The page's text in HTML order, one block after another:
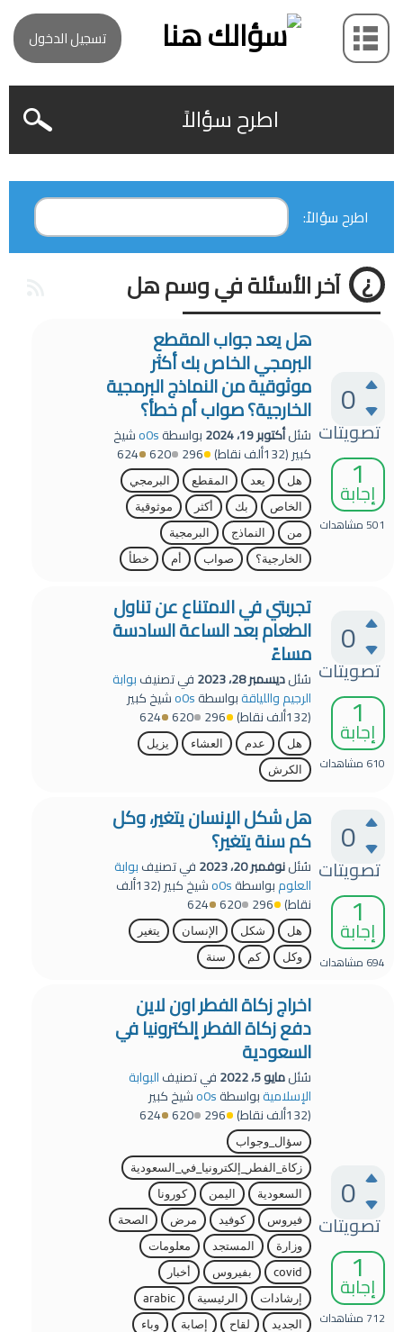
تسجيل الدخول
اطرح سؤالاً
اطرح سؤالاً:
آخر الأسئلة في وسم هل
0
تصويتات
1
إجابة
501مشاهدات
هل يعد جواب المقطع
البرمجي الخاص بك أكثر
موثوقية من النماذج البرمجية
الخارجية؟ صواب أم خطأ؟
سُئلأكتوبر 19، 2024 بواسطةo0sشيخ
كبير(132ألف نقاط) 296
620
624
هل يعد المقطع
البرمجي
الخاص
بك أكثر
موثوقية
من
النماذج
البرمجية
الخارجية؟
صواب أم خطأ
0
تصويتات
1
إجابة
610 مشاهدات
تجربتي في الامتناع عن تناول
الطعام بعد الساعة السادسة
مساءً
سُئلديسمبر 28، 2023 في تصنيفبوابة
الرجيم واللياقةبواسطةo0sشيخ كبير
(132ألف نقاط) 296
620
624
هل عدم العشاء
يزيل
الكرش
0
تصويتات
1
إجابة
694 مشاهدات
هل شكل الإنسان يتغير، وكل
كم سنة يتغير؟
سُئلنوفمبر 20، 2023 في تصنيفبوابة
العلومبواسطةo0sشيخ كبير(132ألف
نقاط) 296
620
624
هل شكل الإنسان
يتغير
وكل
كم سنة
0
تصويتات
1
إجابة
712 مشاهدات
اخراج زكاة الفطر اون لاين
دفع زكاة الفطر إلكترونيا في
السعودية
سُئلمايو 5، 2022 في تصنيفالبوابة
الإسلاميةبواسطةo0sشيخ كبير
(132ألف نقاط) 296
620
624
سؤال_وجواب
زكاة_الفطر_إلكترونيا_في_السعودية
السعودية
اليمن
كورونا
فيروس
كوفيد مرض
الصحة
وزارة
المستجد
معلومات
covid
بفيروس
أخبار
إرشادات
الرئيسية
arabic
الجديد
لقاح إصابة
وباء